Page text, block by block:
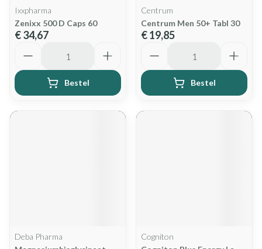
Ixxpharma
Zenixx 500 D Caps 60
€ 34,67
Bestel
Centrum
Centrum Men 50+ Tabl 30
€ 19,85
Bestel
Deba Pharma
Cogniton